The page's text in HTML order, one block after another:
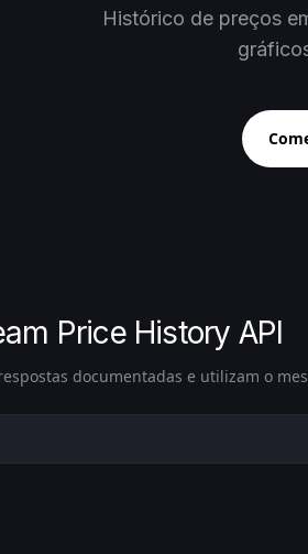
Histórico de preços
Price History API
documentadas e utilizam o